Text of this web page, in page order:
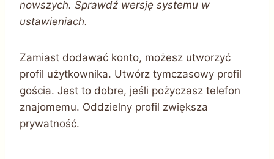
nowszych. Sprawdź wersję systemu w
ustawieniach.
Zamiast dodawać konto, możesz utworzyć
profil użytkownika. Utwórz tymczasowy profil
gościa. Jest to dobre, jeśli pożyczasz telefon
znajomemu. Oddzielny profil zwiększa
prywatność.